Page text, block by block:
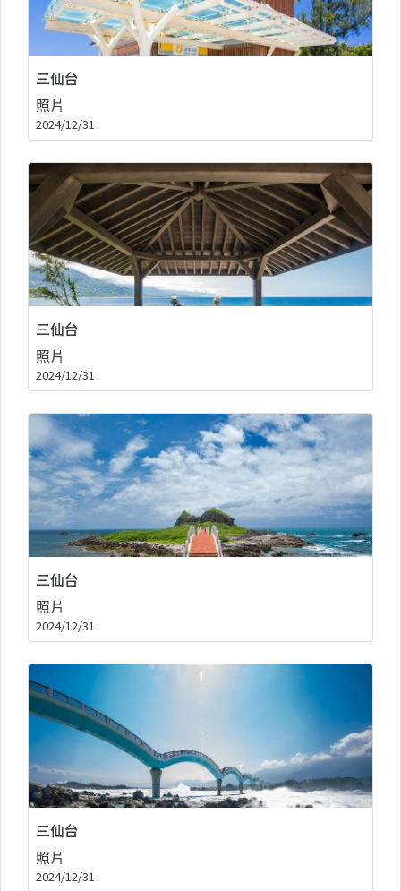
三仙台
照片
2024/12/31
三仙台
照片
2024/12/31
三仙台
照片
2024/12/31
三仙台
照片
2024/12/31